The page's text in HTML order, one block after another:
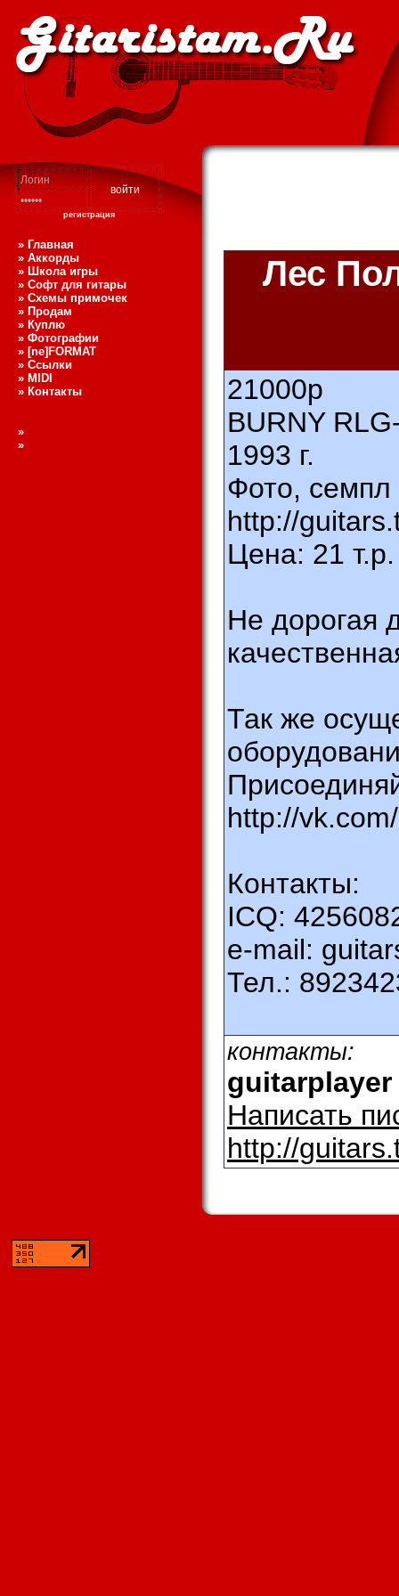
регистрация
» Главная
» Аккорды
» Школа игры
» Софт для гитары
» Схемы примочек
» Продам
» Куплю
» Фотографии
» [ne]FORMAT
» Ссылки
» MIDI
» Контакты
»
»
Лес
21000р
BURNY
1993 г.
Фото, семпл
http://
Цена: 21 т.р.
Не дорогая
Так же
http://
Контакты:
ICQ:
e-mail:
Тел.:
контакты:
guitarplayer
Написать
http://